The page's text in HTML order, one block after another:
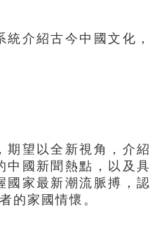
介紹古今中國文化，
期望以全新視角，介紹
中國新聞熱點，以及具
國家最新潮流脈搏，認
的家國情懷。